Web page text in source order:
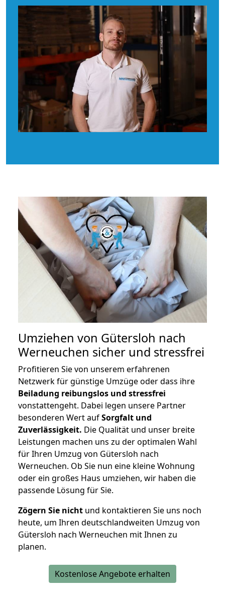
Umziehen von Gütersloh nach
Werneuchen sicher und stressfrei
Profitieren Sie von unserem erfahrenen
Netzwerk für günstige Umzüge oder dass ihre
Beiladung reibungslos und stressfrei
vonstattengeht. Dabei legen unsere Partner
besonderen Wert aufSorgfalt und
Zuverlässigkeit. Die Qualität und unser breite
Leistungen machen uns zu der optimalen Wahl
für Ihren Umzug von Gütersloh nach
Werneuchen. Ob Sie nun eine kleine Wohnung
oder ein großes Haus umziehen, wir haben die
passende Lösung für Sie.
Zögern Sie nicht und kontaktieren Sie uns noch
heute, um Ihren deutschlandweiten Umzug von
Gütersloh nach Werneuchen mit Ihnen zu
planen.
Kostenlose Angebote erhalten